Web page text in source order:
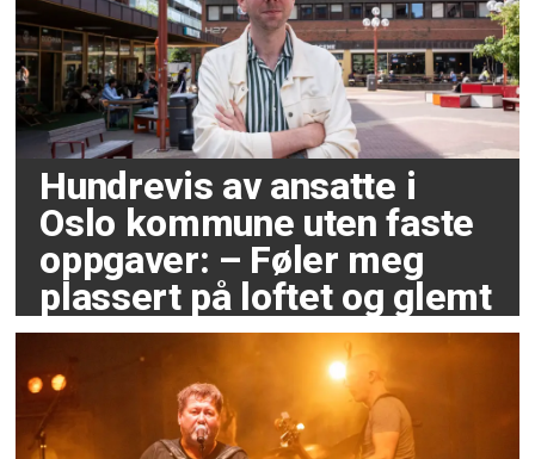
Hundrevis av ansatte i
Oslo kommune uten faste
oppgaver: – Føler meg
plassert på loftet og glemt